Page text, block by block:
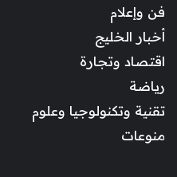
فن وإعلام
أخبار الخليج
اقتصاد وتجارة
رياضة
تقنية وتكنولوجيا وعلوم
منوعات